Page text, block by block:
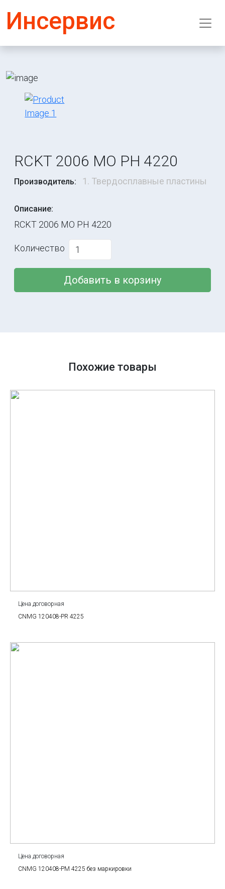
Инсервис
RCKT 2006 MO PH 4220
Производитель: 1. Твердосплавные пластины
Описание:
RCKT 2006 MO PH 4220
Количество
Добавить в корзину
Похожие товары
Цена договорная
CNMG 120408-PR 4225
Цена договорная
CNMG 120408-PM 4225 без маркировки